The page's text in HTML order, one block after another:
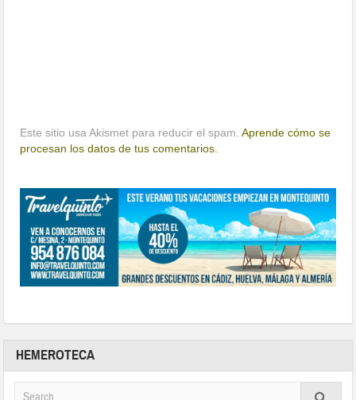
Este sitio usa Akismet para reducir el spam.Aprende cómo se
procesan los datos de tus comentarios.
HEMEROTECA